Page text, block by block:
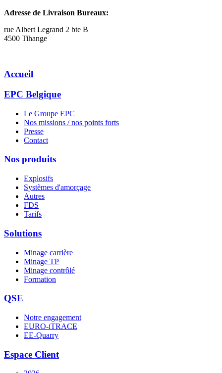
Adresse de Livraison Bureaux:
rue Albert Legrand 2 bte B
4500 Tihange
Accueil
EPC Belgique
Le Groupe EPC
Nos missions / nos points forts
Presse
Contact
Nos produits
Explosifs
Systèmes d'amorçage
Autres
FDS
Tarifs
Solutions
Minage carrière
Minage TP
Minage contrôlé
Formation
QSE
Notre engagement
EURO-iTRACE
EE-Quarry
Espace Client